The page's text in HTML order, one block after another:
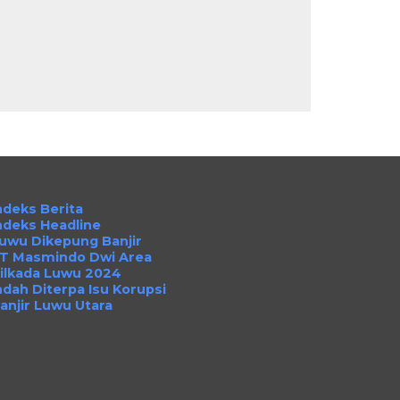
Berita
Headline
Dikepung Banjir
Masmindo Dwi Area
Luwu 2024
Diterpa Isu Korupsi
Luwu Utara